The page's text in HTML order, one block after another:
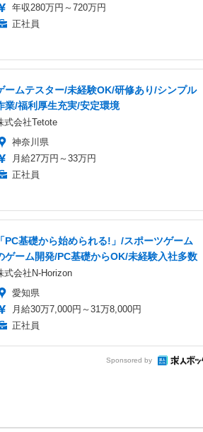
年収280万円～720万円
正社員
ームテスター/未経験OK/研修あり/シンプル
業/福利厚生充実/安定環境
式会社Tetote
神奈川県
月給27万円～33万円
正社員
「PC基礎から始められる!」/スポーツゲーム
ゲーム開発/PC基礎からOK/未経験入社多数
式会社N-Horizon
愛知県
月給30万7,000円～31万8,000円
正社員
Sponsored by